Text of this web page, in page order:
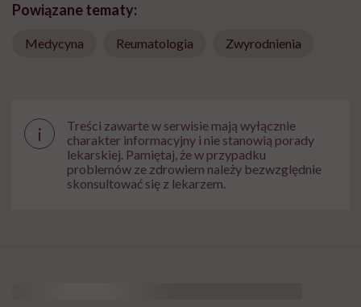
Powiązane tematy:
Medycyna Reumatologia Zwyrodnienia
i
Treści zawarte w serwisie mają wyłącznie
charakter informacyjny i nie stanowią porady
lekarskiej. Pamiętaj, że w przypadku
problemów ze zdrowiem należy bezwzględnie
skonsultować się z lekarzem.